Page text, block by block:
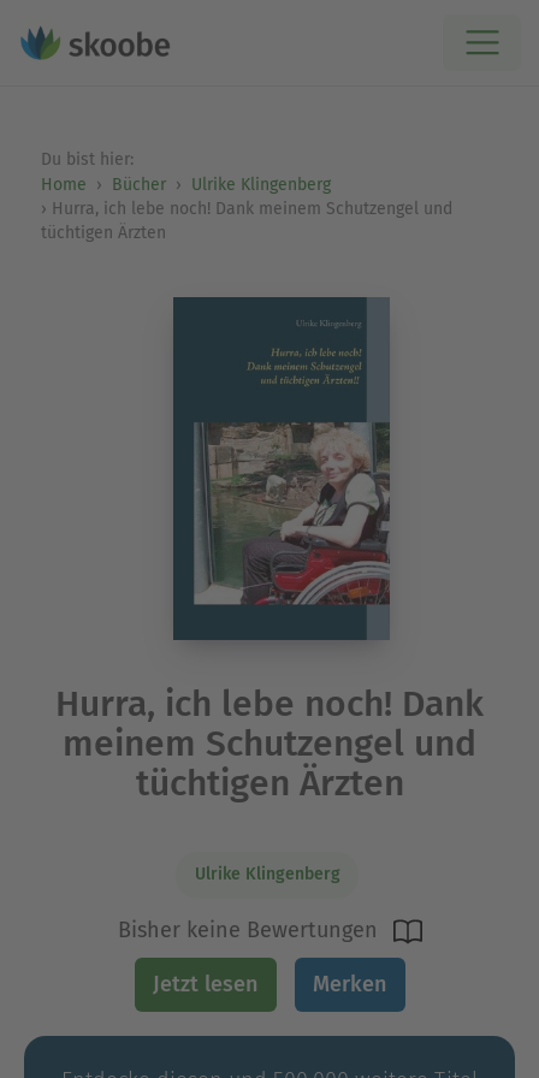
Du bist hier:
Home
Bücher
Ulrike Klingenberg
Hurra, ich lebe noch! Dank meinem Schutzengel und
tüchtigen Ärzten
Hurra, ich lebe noch! Dank
meinem Schutzengel und
tüchtigen Ärzten
Ulrike Klingenberg
Bisher keine Bewertungen
Jetzt lesen Merken